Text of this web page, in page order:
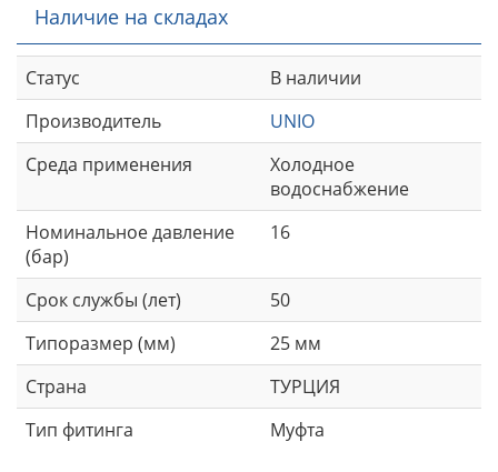
Наличие на складах
Статус
В наличии
Производитель
UNIO
Среда применения
Холодное
водоснабжение
Номинальное давление
(бар)
16
Срок службы (лет)
50
Типоразмер (мм)
25 мм
Страна
ТУРЦИЯ
Тип фитинга
Муфта